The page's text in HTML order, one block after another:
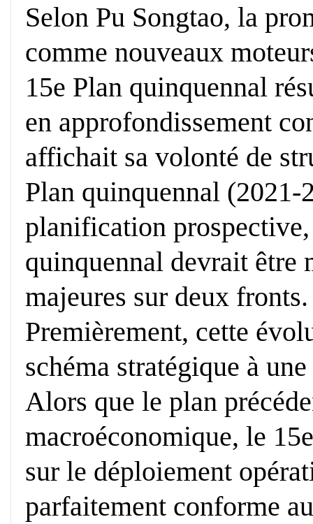
Selon Pu Songtao, la
comme nouveaux
15e Plan quinquennal
en approfondissement
affichait sa volonté de
Plan quinquennal
planification
quinquennal devrait être
majeures sur deux fronts.
Premièrement, cette
schéma stratégique à
Alors que le plan
macroéconomique, le
sur le déploiement
parfaitement conforme